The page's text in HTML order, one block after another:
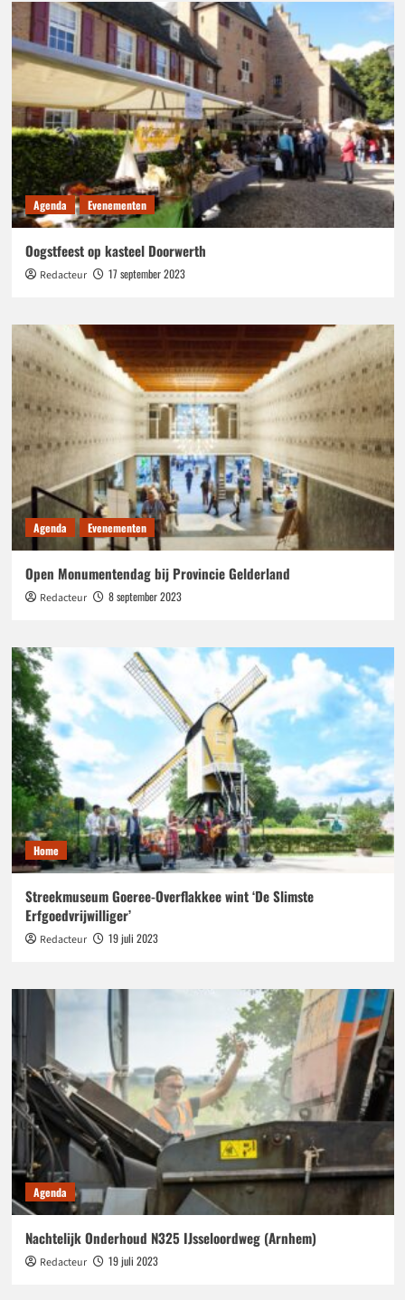
Agenda Evenementen
Oogstfeest op kasteel Doorwerth
Redacteur 17 september 2023
Agenda Evenementen
Open Monumentendag bij Provincie Gelderland
Redacteur 8 september 2023
Home
Streekmuseum Goeree-Overflakkee wint ‘De Slimste
Erfgoedvrijwilliger’
Redacteur 19 juli 2023
Agenda
Nachtelijk Onderhoud N325 IJsseloordweg (Arnhem)
Redacteur 19 juli 2023